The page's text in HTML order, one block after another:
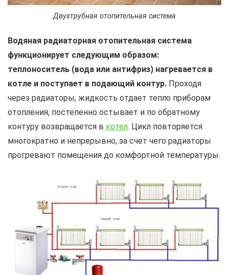
Двухтрубная отопительная система
Водяная радиаторная отопительная система
функционирует следующим образом:
теплоноситель (вода или антифриз) нагревается в
котле и поступает в подающий контур. Проходя
через радиаторы, жидкость отдает тепло приборам
отопления, постепенно остывает и по обратному
контуру возвращается в котел. Цикл повторяется
многократно и непрерывно, за счет чего радиаторы
прогревают помещения до комфортной температуры.